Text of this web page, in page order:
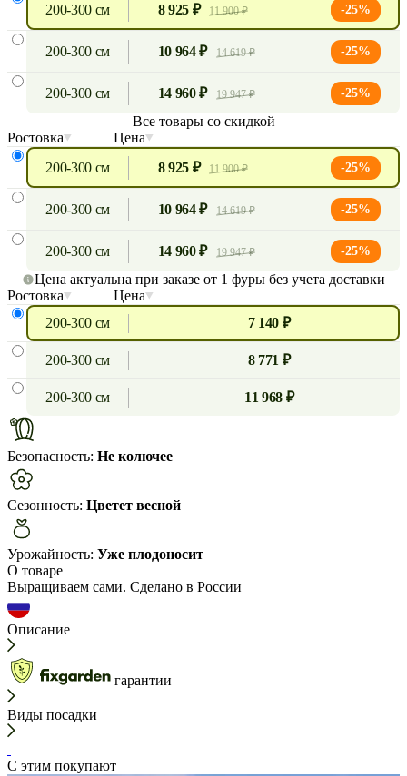
200-300 см
8 925 ₽ 11 900 ₽ -25%
200-300 см 10 964 ₽ 14 619 ₽ -25%
200-300 см 14 960 ₽ 19 947 ₽ -25%
Все товары со скидкой
Ростовка
Цена
200-300 см
8 925 ₽ 11 900 ₽ -25%
200-300 см 10 964 ₽ 14 619 ₽ -25%
200-300 см 14 960 ₽ 19 947 ₽ -25%
Цена актуальна при заказе от 1 фуры без учета доставки
Ростовка
Цена
200-300 см
7 140 ₽
200-300 см 8 771 ₽
200-300 см 11 968 ₽
Безопасность: Не колючее
Сезонность: Цветет весной
Урожайность: Уже плодоносит
О товаре
Выращиваем сами. Сделано в России
Описание
гарантии
Виды посадки
С этим покупают